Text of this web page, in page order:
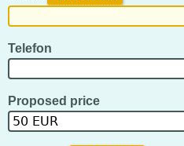
Telefon
Proposed price